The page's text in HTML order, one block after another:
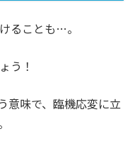
ることも…。
う！
意味で、臨機応変に立